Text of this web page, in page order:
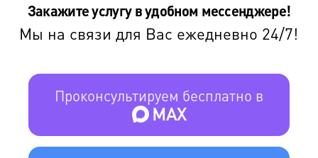
Закажите услугу в удобном мессенджере!
Мы на связи для Вас ежедневно 24/7!
Проконсультируем бесплатно в
MAX